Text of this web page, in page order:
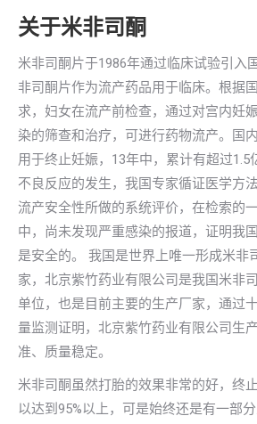
关于米非司酮
米非司酮片于1986年通过临床试验引入
非司酮片作为流产药品用于临床。根据
求，妇女在流产前检查，通过对宫内妊
染的筛查和治疗，可进行药物流产。国
用于终止妊娠，13年中，累计有超过1.5
不良反应的发生，我国专家循证医学方
流产安全性所做的系统评价，在检索的
中，尚未发现严重感染的报道，证明我
是安全的。 我国是世界上唯一形成米非
家，北京紫竹药业有限公司是我国米非
单位，也是目前主要的生产厂家，通过
量监测证明，北京紫竹药业有限公司生
准、质量稳定。
米非司酮虽然打胎的效果非常的好，终
以达到95%以上，可是始终还是有一部